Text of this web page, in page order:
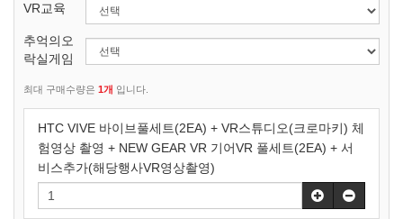
VR교육
추억의오
락실게임
최대 구매수량은 1개 입니다.
HTC VIVE 바이브풀세트(2EA) + VR스튜디오(크로마키) 체
험영상 촬영 + NEW GEAR VR 기어VR 풀세트(2EA) + 서
비스추가(해당행사VR영상촬영)